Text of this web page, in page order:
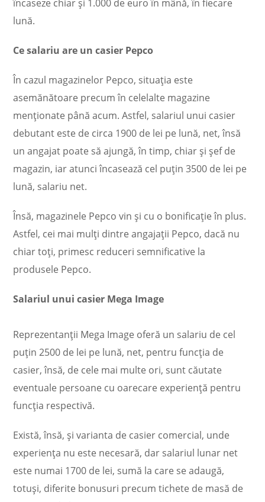
încaseze chiar şi 1.000 de euro în mână, în fiecare
lună.
Ce salariu are un casier Pepco
În cazul magazinelor Pepco, situaţia este
asemănătoare precum în celelalte magazine
menţionate până acum. Astfel, salariul unui casier
debutant este de circa 1900 de lei pe lună, net, însă
un angajat poate să ajungă, în timp, chiar şi şef de
magazin, iar atunci încasează cel puţin 3500 de lei pe
lună, salariu net.
Însă, magazinele Pepco vin şi cu o bonificaţie în plus.
Astfel, cei mai mulţi dintre angajaţii Pepco, dacă nu
chiar toţi, primesc reduceri semnificative la
produsele Pepco.
Salariul unui casier Mega Image
Reprezentanţii Mega Image oferă un salariu de cel
puţin 2500 de lei pe lună, net, pentru funcţia de
casier, însă, de cele mai multe ori, sunt căutate
eventuale persoane cu oarecare experienţă pentru
funcţia respectivă.
Există, însă, şi varianta de casier comercial, unde
experienţa nu este necesară, dar salariul lunar net
este numai 1700 de lei, sumă la care se adaugă,
totuşi, diferite bonusuri precum tichete de masă de